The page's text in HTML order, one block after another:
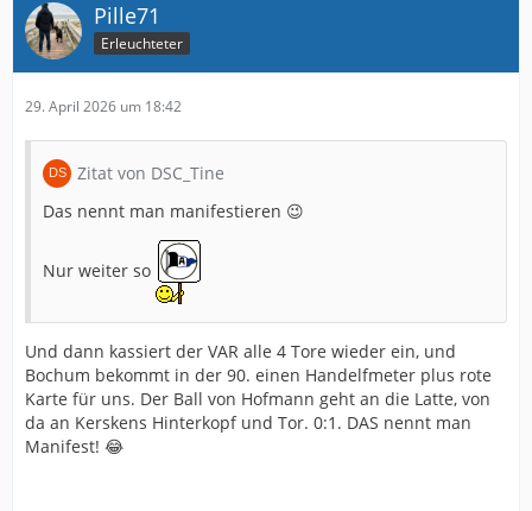
Pille71
Erleuchteter
29. April 2026 um 18:42
Zitat von DSC_Tine
Das nennt man manifestieren 😉
Nur weiter so
Und dann kassiert der VAR alle 4 Tore wieder ein, und
Bochum bekommt in der 90. einen Handelfmeter plus rote
Karte für uns. Der Ball von Hofmann geht an die Latte, von
da an Kerskens Hinterkopf und Tor. 0:1. DAS nennt man
Manifest! 😂